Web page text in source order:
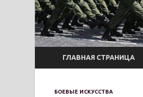
ГЛАВНАЯ СТРАНИЦА
БОЕВЫЕ ИСКУССТВА